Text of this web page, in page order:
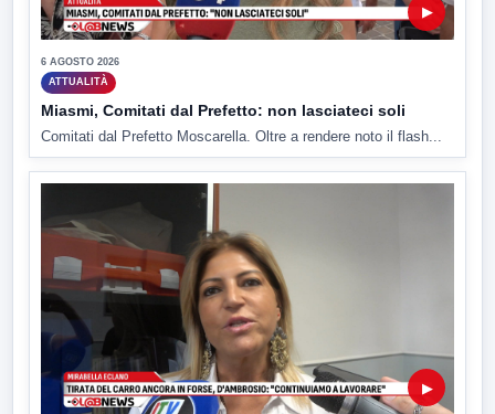
▶
6 AGOSTO 2026
ATTUALITÀ
Miasmi, Comitati dal Prefetto: non lasciateci soli
Comitati dal Prefetto Moscarella. Oltre a rendere noto il flash...
▶